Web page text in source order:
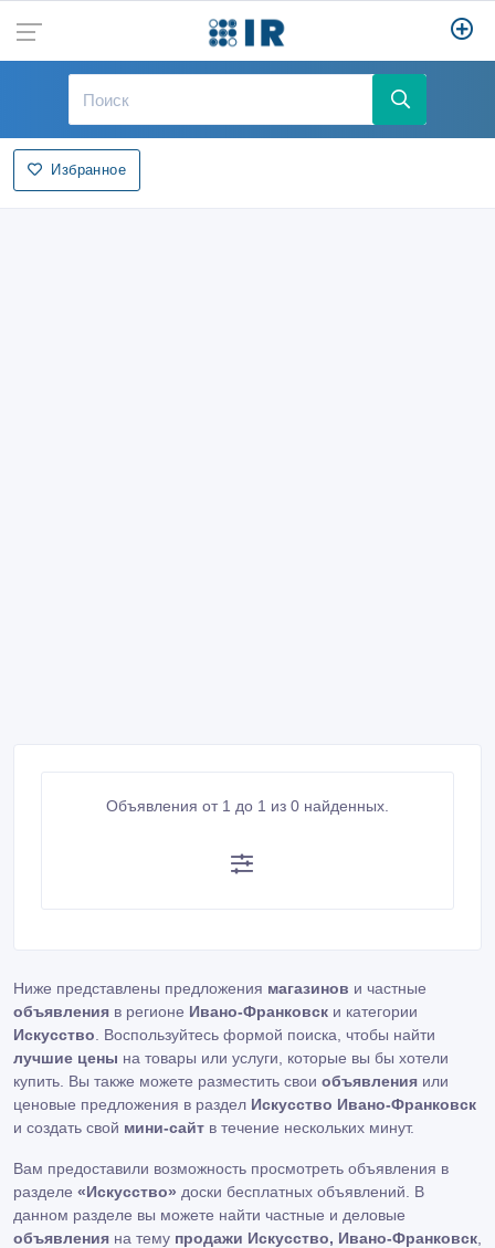
Избранное
Объявления от 1 до 1 из 0 найденных.
Ниже представлены предложения магазинов и частные
объявления в регионе Ивано-Франковск и категории
Искусство . Воспользуйтесь формой поиска, чтобы найти
лучшие цены на товары или услуги, которые вы бы хотели
купить. Вы также можете разместить свои объявления или
ценовые предложения в раздел Искусство Ивано-Франковск
и создать свой мини-сайт в течение нескольких минут.
Вам предоставили возможность просмотреть объявления в
разделе «Искусство» доски бесплатных объявлений. В
данном разделе вы можете найти частные и деловые
объявления на тему продажи Искусство, Ивано-Франковск